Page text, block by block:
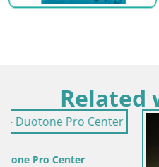
Related